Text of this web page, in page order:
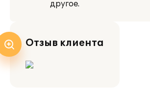
другое.
Отзыв клиента